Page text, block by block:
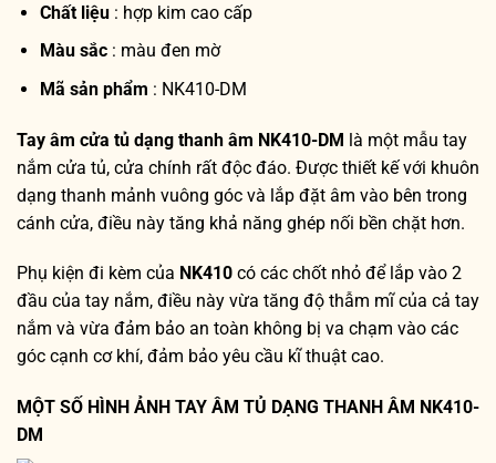
Chất liệu: hợp kim cao cấp
Màu sắc: màu đen mờ
Mã sản phẩm : NK410-DM
Tay âm cửa tủ dạng thanh âm NK410-DM là một mẫu tay
nắm cửa tủ, cửa chính rất độc đáo. Được thiết kế với khuôn
dạng thanh mảnh vuông góc và lắp đặt âm vào bên trong
cánh cửa, điều này tăng khả năng ghép nối bền chặt hơn.
Phụ kiện đi kèm của NK410 có các chốt nhỏ để lắp vào 2
đầu của tay nắm, điều này vừa tăng độ thẫm mĩ của cả tay
nắm và vừa đảm bảo an toàn không bị va chạm vào các
góc cạnh cơ khí, đảm bảo yêu cầu kĩ thuật cao.
MỘT SỐ HÌNH ẢNH TAY ÂM TỦ DẠNG THANH ÂM NK410-
DM